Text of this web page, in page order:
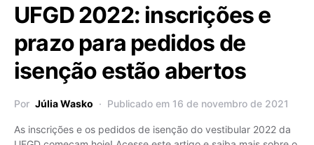
UFGD 2022: inscrições e
prazo para pedidos de
isenção estão abertos
Por Júlia Wasko Publicado em 16 de novembro de 2021
As inscrições e os pedidos de isenção do vestibular 2022 da